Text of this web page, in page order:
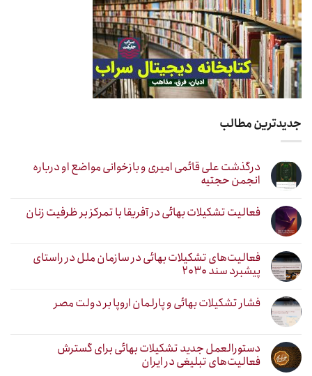
جدیدترین مطالب
درگذشت علی قائمی امیری و بازخوانی مواضع او درباره
انجمن حجتیه
فعالیت تشکیلات بهائی در آفریقا با تمرکز بر ظرفیت زنان
فعالیت‌های تشکیلات بهائی در سازمان ملل در راستای
پیشبرد سند ۲۰۳۰
فشار تشکیلات بهائی و پارلمان اروپا بر دولت مصر
دستورالعمل جدید تشکیلات بهائی برای گسترش
فعالیت‌های تبلیغی در ایران